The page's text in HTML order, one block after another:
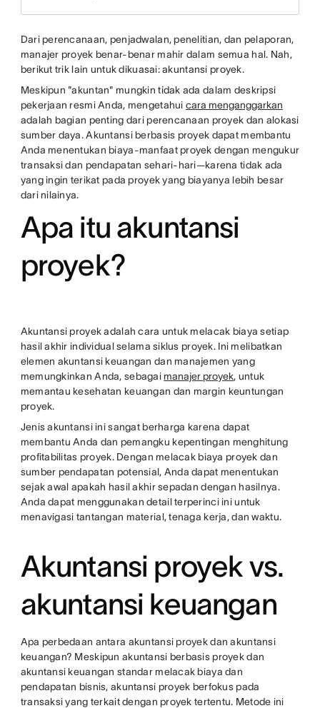
Dari perencanaan, penjadwalan, penelitian, dan pelaporan,
manajer proyek benar-benar mahir dalam semua hal. Nah,
berikut trik lain untuk dikuasai: akuntansi proyek.
Meskipun "akuntan" mungkin tidak ada dalam deskripsi
pekerjaan resmi Anda, mengetahui cara menganggarkan
adalah bagian penting dari perencanaan proyek dan alokasi
sumber daya. Akuntansi berbasis proyek dapat membantu
Anda menentukan biaya-manfaat proyek dengan mengukur
transaksi dan pendapatan sehari-hari—karena tidak ada
yang ingin terikat pada proyek yang biayanya lebih besar
dari nilainya.
Apa itu akuntansi
proyek?
Akuntansi proyek adalah cara untuk melacak biaya setiap
hasil akhir individual selama siklus proyek. Ini melibatkan
elemen akuntansi keuangan dan manajemen yang
memungkinkan Anda, sebagai manajer proyek, untuk
memantau kesehatan keuangan dan margin keuntungan
proyek.
Jenis akuntansi ini sangat berharga karena dapat
membantu Anda dan pemangku kepentingan menghitung
profitabilitas proyek. Dengan melacak biaya proyek dan
sumber pendapatan potensial, Anda dapat menentukan
sejak awal apakah hasil akhir sepadan dengan hasilnya.
Anda dapat menggunakan detail terperinci ini untuk
menavigasi tantangan material, tenaga kerja, dan waktu.
Akuntansi proyek vs.
akuntansi keuangan
Apa perbedaan antara akuntansi proyek dan akuntansi
keuangan? Meskipun akuntansi berbasis proyek dan
akuntansi keuangan standar melacak biaya dan
pendapatan bisnis, akuntansi proyek berfokus pada
transaksi yang terkait dengan proyek tertentu. Metode ini